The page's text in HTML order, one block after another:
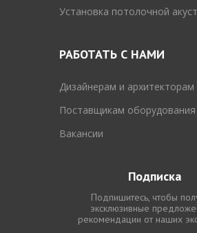
Установка потолочной
РАБОТАТЬ С НАМИ
Дизайнерам и архитекторам
Поставщикам оборудования
Вакансии
Подписка
Подпишитесь, чтобы
эксклюзивные
рекомендации от наших